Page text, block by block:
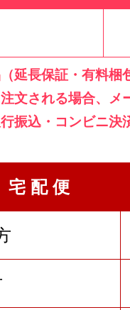
延長保証・有料梱
文される場合、メ
振込・コンビニ決
宅 配 便